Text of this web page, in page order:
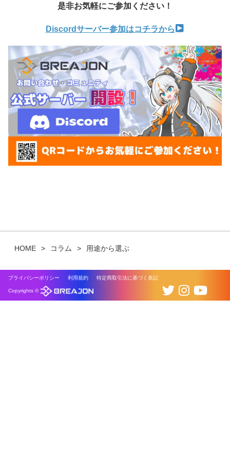
是非お気軽にご参加ください！
Discordサーバー参加はコチラから
HOME コラム 用途から選ぶ
プライバシーポリシー 利用規約 特定商取引法に基づく表記
Copyrights ©